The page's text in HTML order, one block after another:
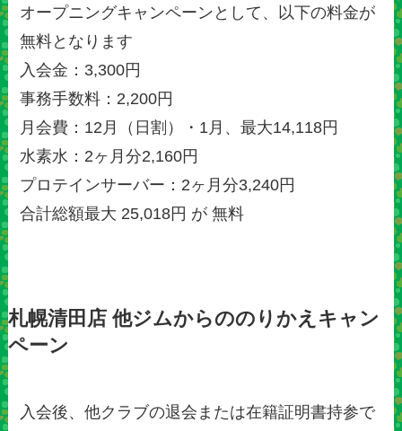
オープニングキャンペーンとして、以下の料金が
無料となります
入会金：3,300円
事務手数料：2,200円
月会費：12月（日割）・1月、最大14,118円
水素水：2ヶ月分2,160円
プロテインサーバー：2ヶ月分3,240円
合計総額最大 25,018円 が 無料
札幌清田店 他ジムからののりかえキャン
ペーン
入会後、他クラブの退会または在籍証明書持参で